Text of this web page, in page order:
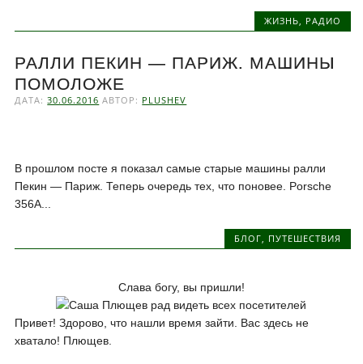
ЖИЗНЬ, РАДИО
РАЛЛИ ПЕКИН — ПАРИЖ. МАШИНЫ
ПОМОЛОЖЕ
ДАТА:30.06.2016 АВТОР: PLUSHEV
В прошлом посте я показал самые старые машины ралли
Пекин — Париж. Теперь очередь тех, что поновее. Porsche
356A...
БЛОГ, ПУТЕШЕСТВИЯ
Слава богу, вы пришли!
Привет! Здорово, что нашли время зайти. Вас здесь не
хватало! Плющев.